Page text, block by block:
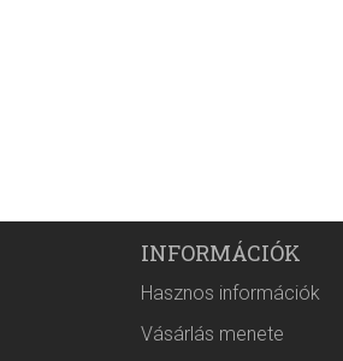
INFORMÁCIÓK
Hasznos információk
Vásárlás menete